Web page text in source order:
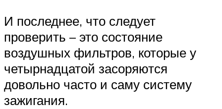
И последнее, что следует
проверить – это состояние
воздушных фильтров, которые у
четырнадцатой засоряются
довольно часто и саму систему
зажигания.